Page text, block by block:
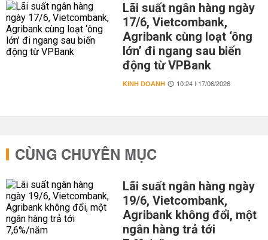
Lãi suất ngân hàng ngày
17/6, Vietcombank,
Agribank cùng loạt ‘ông
lớn’ đi ngang sau biến
động từ VPBank
KINH DOANH 10:24 | 17/06/2026
CÙNG CHUYÊN MỤC
Lãi suất ngân hàng ngày
19/6, Vietcombank,
Agribank không đổi, một
ngân hàng trả tới